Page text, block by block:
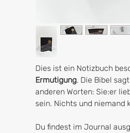
Dies ist ein Notizbuch
Ermutigung. Die Bibel
anderen Worten: Sie:er
sein. Nichts und niemand
Du findest im Journal